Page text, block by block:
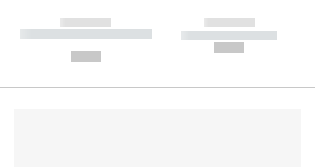
------------
----------- ----------- --------
------------
----------- -----------